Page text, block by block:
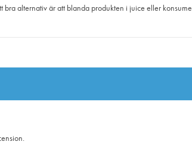
bra alternativ är att blanda produkten i juice eller